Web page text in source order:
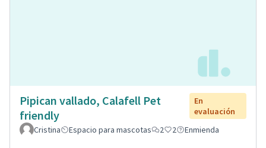
Pipican vallado, Calafell Pet
friendly
En
evaluación
Cristina
Espacio para mascotas 2 2 Enmienda